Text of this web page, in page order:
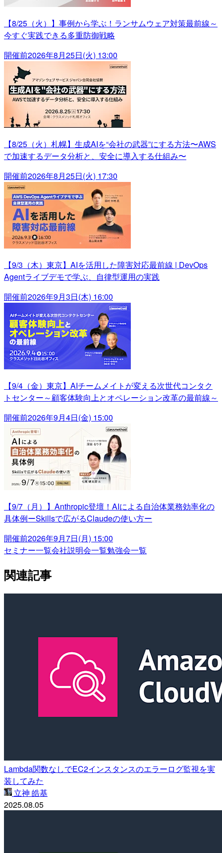
【8/25（火）】事例から学ぶ！ランサムウェア対策最前線～
今すぐ実践できる多重防御戦略
開催前2026年8月25日(火) 13:00
【8/25（火）札幌】生成AIを“会社の武器”にする方法〜AWS
で加速するデータ分析と、安全に導入する仕組み〜
開催前2026年8月25日(火) 17:30
【9/3（木）東京】AIを活用した障害対応最前線 | DevOps
Agentライブデモで学ぶ、自律型運用の実践
開催前2026年9月3日(木) 16:00
【9/4（金）東京】AIチームメイトが変える次世代コンタク
トセンター～顧客体験向上とオペレーション改革の最前線～
開催前2026年9月4日(金) 15:00
【9/7（月）】Anthropic登壇！AIによる自治体業務効率化の
具体例ーSkillsで広がるClaudeの使い方ー
開催前2026年9月7日(月) 15:00
セミナー一覧会社説明会一覧勉強会一覧
関連記事
Lambda関数なしでEC2インスタンスのエラーログ監視を実
装してみた
立神 皓基
2025.08.05